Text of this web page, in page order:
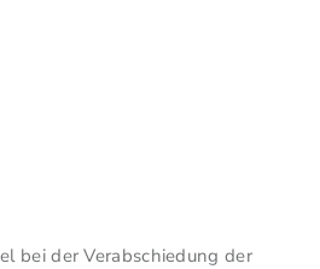
bei der Verabschiedung der